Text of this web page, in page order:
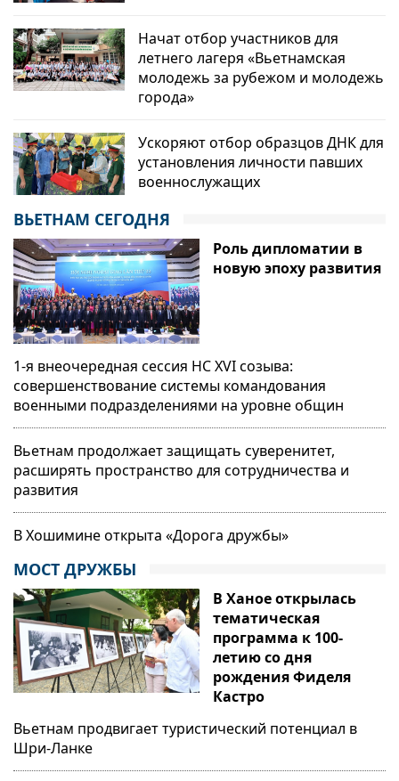
Начат отбор участников для
летнего лагеря «Вьетнамская
молодежь за рубежом и молодежь
города»
Ускоряют отбор образцов ДНК для
установления личности павших
военнослужащих
ВЬЕТНАМ СЕГОДНЯ
Роль дипломатии в
новую эпоху развития
1-я внеочередная сессия НС XVI созыва:
совершенствование системы командования
военными подразделениями на уровне общин
Вьетнам продолжает защищать суверенитет,
расширять пространство для сотрудничества и
развития
В Хошимине открыта «Дорога дружбы»
МОСТ ДРУЖБЫ
В Ханое открылась
тематическая
программа к 100-
летию со дня
рождения Фиделя
Кастро
Вьетнам продвигает туристический потенциал в
Шри-Ланке